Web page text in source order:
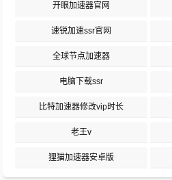
开眼加速器官网
速锐加速ssr官网
全球节点加速器
电脑下载ssr
比特加速器修改vip时长
老王v
狸猫加速器安卓版